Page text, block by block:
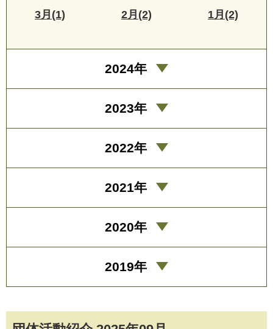
3月(1) 2月(2) 1月(2)
2024年
2023年
2022年
2021年
2020年
2019年